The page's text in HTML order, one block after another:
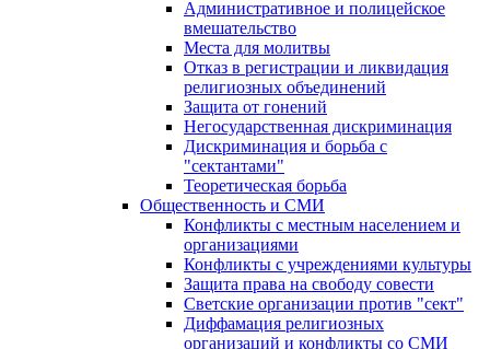
Административное и полицейское
вмешательство
Места для молитвы
Отказ в регистрации и ликвидация
религиозных объединений
Защита от гонений
Негосударственная дискриминация
Дискриминация и борьба с
"сектантами"
Теоретическая борьба
Общественность и СМИ
Конфликты с местным населением и
организациями
Конфликты с учреждениями культуры
Защита права на свободу совести
Светские организации против "сект"
Диффамация религиозных
организаций и конфликты со СМИ